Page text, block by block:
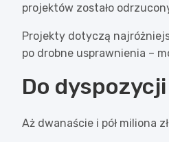
projektów zostało
Projekty dotyczą
po drobne usprawnienia –
Do
Aż dwanaście i pół miliona